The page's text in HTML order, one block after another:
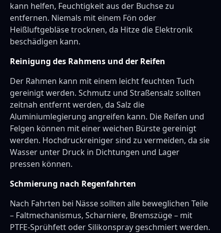
kann helfen, Feuchtigkeit aus der Buchse zu
entfernen. Niemals mit einem Fön oder
Heißluftgebläse trocknen, da Hitze die Elektronik
beschädigen kann.
Reinigung des Rahmens und der Reifen
Der Rahmen kann mit einem leicht feuchten Tuch
gereinigt werden. Schmutz und Straßensalz sollten
zeitnah entfernt werden, da Salz die
Aluminiumlegierung angreifen kann. Die Reifen und
Felgen können mit einer weichen Bürste gereinigt
werden. Hochdruckreiniger sind zu vermeiden, da sie
Wasser unter Druck in Dichtungen und Lager
pressen können.
Schmierung nach Regenfahrten
Nach Fahrten bei Nässe sollten alle beweglichen Teile
– Faltmechanismus, Scharniere, Bremszüge – mit
PTFE-Sprühfett oder Silikonspray geschmiert werden.